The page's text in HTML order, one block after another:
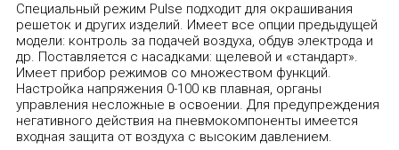
Специальный режим Pulse подходит для окрашивания
решеток и других изделий. Имеет все опции предыдущей
модели: контроль за подачей воздуха, обдув электрода и
др. Поставляется с насадками: щелевой и «стандарт».
Имеет прибор режимов со множеством функций.
Настройка напряжения 0-100 кв плавная, органы
управления несложные в освоении. Для предупреждения
негативного действия на пневмокомпоненты имеется
входная защита от воздуха с высоким давлением.